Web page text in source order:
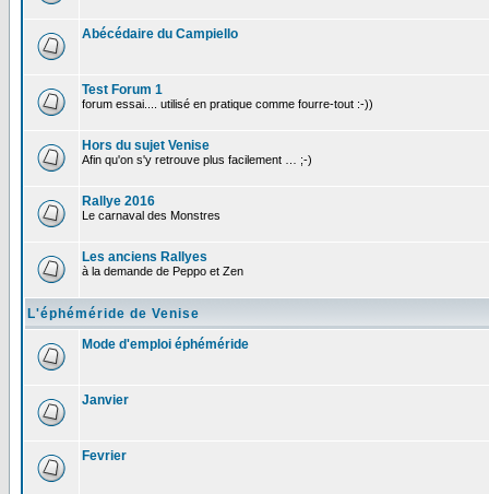
Abécédaire du Campiello
Test Forum 1
forum essai.... utilisé en pratique comme fourre-tout :-))
Hors du sujet Venise
Afin qu'on s'y retrouve plus facilement … ;-)
Rallye 2016
Le carnaval des Monstres
Les anciens Rallyes
à la demande de Peppo et Zen
L'éphéméride de Venise
Mode d'emploi éphéméride
Janvier
Fevrier